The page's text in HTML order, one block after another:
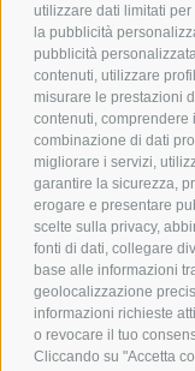
utilizzare dati limitati
la pubblicità
pubblicità
contenuti, utilizzare
misurare le prestazioni
contenuti, comprendere
combinazione di dati
migliorare i servizi,
garantire la sicurezza,
erogare e presentare
scelte sulla privacy,
fonti di dati, collegare
base alle informazioni
geolocalizzazione
informazioni richieste
o revocare il tuo
Cliccando su "Accetta